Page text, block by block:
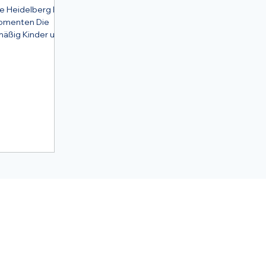
Heidelberg Ein
Die
Kinder und